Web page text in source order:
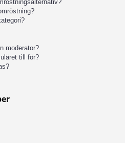
moderator?
till för?